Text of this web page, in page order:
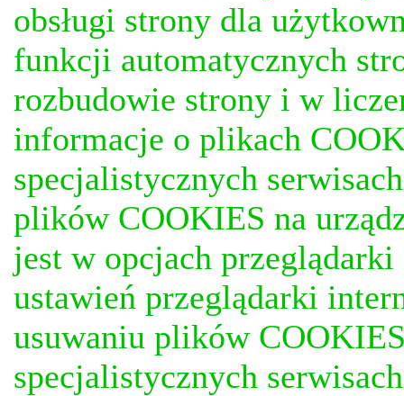
obsługi strony dla
funkcji automatycznych
rozbudowie strony i w
informacje o plikach
specjalistycznych
plików COOKIES na
jest w opcjach
ustawień przeglądarki
usuwaniu plików
specjalistycznych